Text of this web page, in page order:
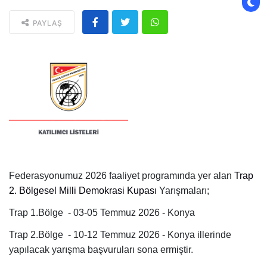
PAYLAŞ
Federasyonumuz 2026 faaliyet programında yer alan Trap
2. Bölgesel Milli Demokrasi Kupası Yarışmaları;
Trap 1.Bölge - 03-05 Temmuz 2026 - Konya
Trap 2.Bölge - 10-12 Temmuz 2026 - Konya illerinde
yapılacak yarışma başvuruları sona ermiştir.